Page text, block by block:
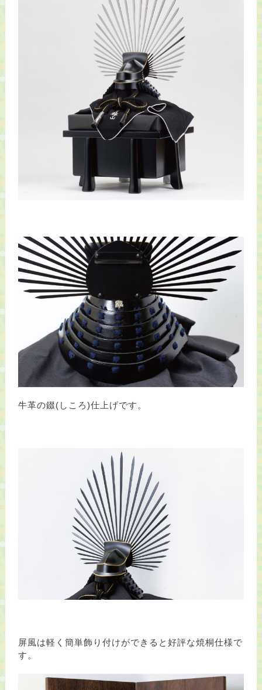
牛革の錣(しころ)仕上げです。
屏風は軽く簡単飾り付けができると好評な焼桐仕様で
す。